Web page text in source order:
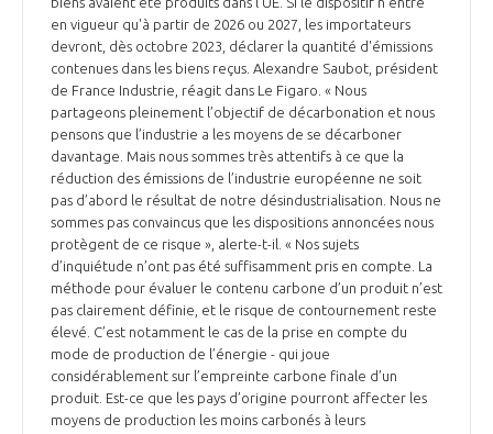
en vigueur qu'à partir de 2026 ou 2027, les importateurs
devront, dès octobre 2023, déclarer la quantité d'émissions
contenues dans les biens reçus. Alexandre Saubot, président
de France Industrie, réagit dans Le Figaro. « Nous
partageons pleinement l’objectif de décarbonation et nous
pensons que l’industrie a les moyens de se décarboner
davantage. Mais nous sommes très attentifs à ce que la
réduction des émissions de l’industrie européenne ne soit
pas d’abord le résultat de notre désindustrialisation. Nous ne
sommes pas convaincus que les dispositions annoncées nous
protègent de ce risque », alerte-t-il. « Nos sujets
d’inquiétude n’ont pas été suffisamment pris en compte. La
méthode pour évaluer le contenu carbone d’un produit n’est
pas clairement définie, et le risque de contournement reste
élevé. C’est notamment le cas de la prise en compte du
mode de production de l’énergie - qui joue
considérablement sur l’empreinte carbone finale d’un
produit. Est-ce que les pays d’origine pourront affecter les
moyens de production les moins carbonés à leurs